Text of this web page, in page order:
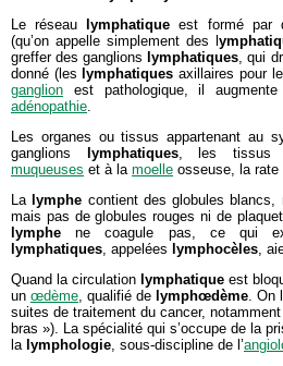
Le réseau
lymphatique est formé par
(qu’on appelle simplement des l
greffer des ganglions lymphatiques, qui
donné (les lymphatiques axillaires pour
ganglion est pathologique, il
adénopathie.
Les organes ou tissus appartenant au
ganglions
lymphatiques, les tissus
muqueuses et à la moelle osseuse, la rate
La lymphe contient des globules blancs,
mais pas de globules rouges ni de
lymphe ne coagule pas, ce qui
lymphatiques, appelées lymphocèles,
Quand la circulation lymphatique est
un œdème, qualifié de lymphœdème. On
suites de traitement du cancer,
bras »). La spécialité qui s’occupe de la
la lymphologie, sous-discipline de l’